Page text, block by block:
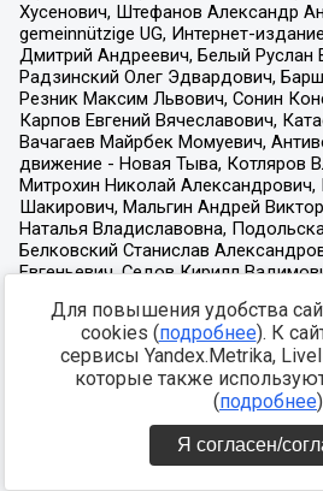
Для повышения удобства
cookies (подробнее). К
сервисы Yandex.Metrika,
которые также
(подробнее
Я согласен/